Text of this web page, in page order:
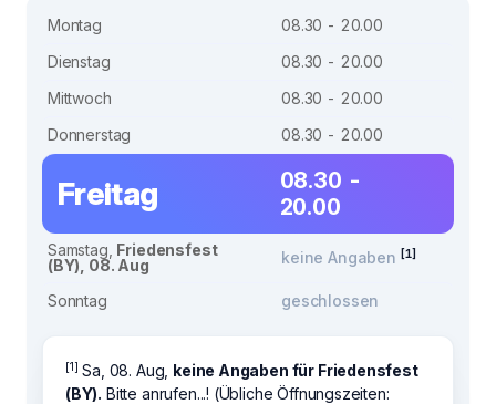
Montag
08.30 - 20.00
Dienstag
08.30 - 20.00
Mittwoch
08.30 - 20.00
Donnerstag
08.30 - 20.00
Freitag
08.30 -
20.00
Samstag, Friedensfest
(BY), 08. Aug
keine Angaben [1]
Sonntag geschlossen
[1] Sa, 08. Aug, keine Angaben für Friedensfest
(BY). Bitte anrufen...! (Übliche Öffnungszeiten: